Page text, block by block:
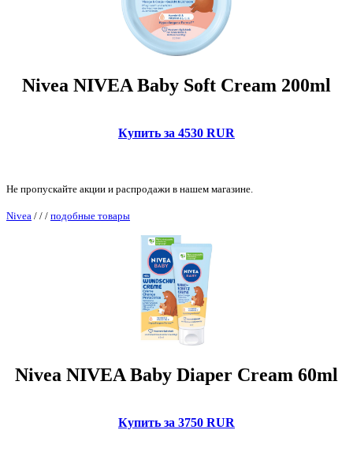
Nivea NIVEA Baby Soft Cream 200ml
Купить за 4530 RUR
Не пропускайте акции и распродажи в нашем магазине.
Nivea / / / подобные товары
Nivea NIVEA Baby Diaper Cream 60ml
Купить за 3750 RUR